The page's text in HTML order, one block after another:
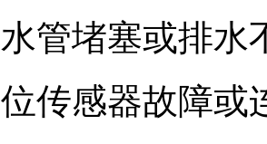
堵塞或排水
感器故障或